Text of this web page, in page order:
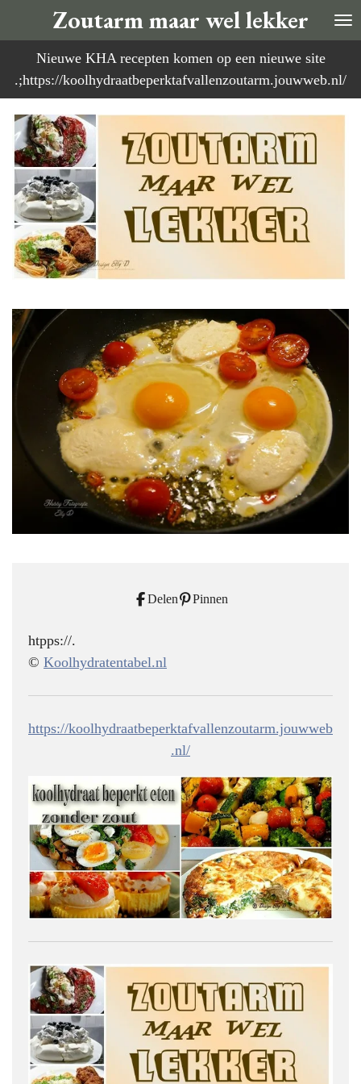
direct
naar
de
Zoutarm maar wel lekker
Nieuwe KHA recepten komen op een nieuwe site
.;https://koolhydraatbeperktafvallenzoutarm.jouwweb.nl/
Delen Pinnen
htpps://.
© Koolhydratentabel.nl
https://koolhydraatbeperktafvallenzoutarm.jouwweb
.nl/